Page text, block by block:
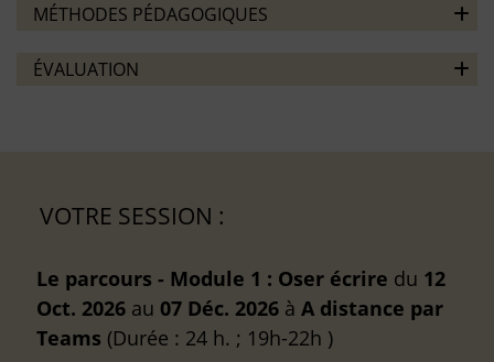
MÉTHODES PÉDAGOGIQUES
ÉVALUATION
VOTRE SESSION :
Le parcours - Module 1 : Oser écrire du 12
Oct. 2026 au 07 Déc. 2026 à A distance par
Teams (Durée : 24 h. ; 19h-22h )